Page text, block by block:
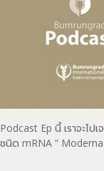
Podcast Ep นี้ เราจะไ
ชนิด mRNA “